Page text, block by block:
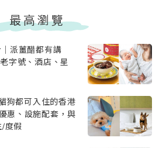
最高瀏覽
派薑醋都有講
字號、酒店、星
狗都可入住的香港
惠、設施配套，與
度假